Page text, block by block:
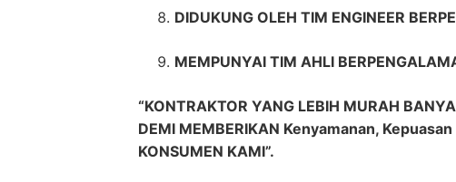
DIDUKUNG OLEH TIM ENGINEER
MEMPUNYAI TIM AHLI
“KONTRAKTOR YANG LEBIH MURAH
DEMI MEMBERIKAN Kenyamanan,
KONSUMEN KAMI”.